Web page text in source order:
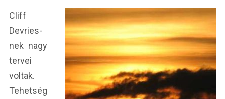
Cliff
Devries-
nek nagy
tervei
voltak.
Tehetség